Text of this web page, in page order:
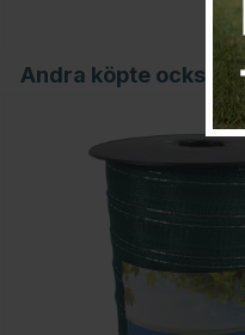
Andra köpte också